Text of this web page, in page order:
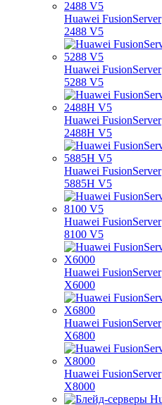
Huawei FusionServer
2488 V5
Huawei FusionServer
5288 V5
Huawei FusionServer
2488H V5
Huawei FusionServer
5885H V5
Huawei FusionServer
8100 V5
Huawei FusionServer
X6000
Huawei FusionServer
X6800
Huawei FusionServer
X8000